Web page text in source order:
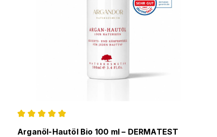
Durchschnittliche Bewertung von 4.9 von 5
Arganöl-Hautöl Bio 100 ml – DERMATEST